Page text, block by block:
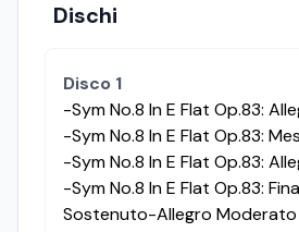
Dischi
Disco 1
-Sym No.8 In E Flat Op.83:
-Sym No.8 In E Flat Op.83:
-Sym No.8 In E Flat Op.83:
-Sym No.8 In E Flat Op.83:
Sostenuto-Allegro Moderato